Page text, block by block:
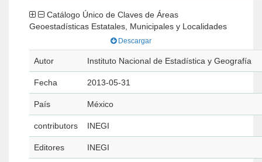
Geoestadísticas Estatales, Municipales y Localidades
Descargar
Autor Instituto Nacional de Estadística y Geografía
Fecha 2013-05-31
País México
contributors INEGI
Editores INEGI